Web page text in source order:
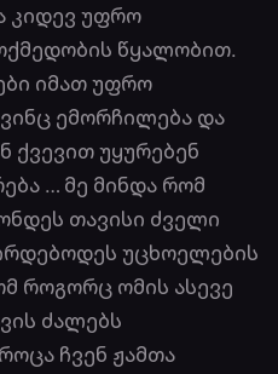
კიდევ უფრო
წყალობით.
იმათ უფრო
ემორჩილება და
ქვევით უყურებენ
… მე მინდა რომ
თავისი ძველი
უცხოელების
როგორც ომის ასევე
ძალებს
ჩვენ ჟამთა